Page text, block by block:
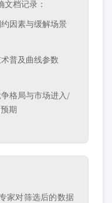
档记录：
因素与缓解场景
普及曲线参数
格局与市场进入/
期
家对筛选后的数据